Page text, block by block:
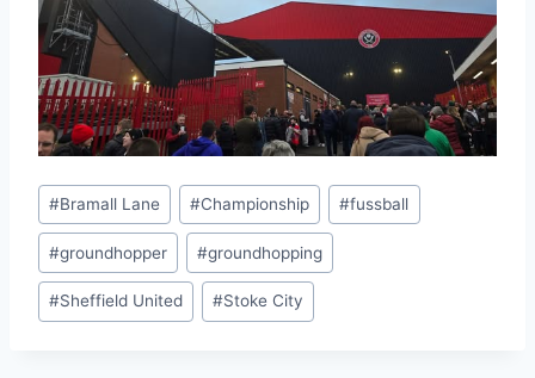
Schlagworte:
#Bramall Lane #Championship #fussball
#groundhopper #groundhopping
#Sheffield United #Stoke City